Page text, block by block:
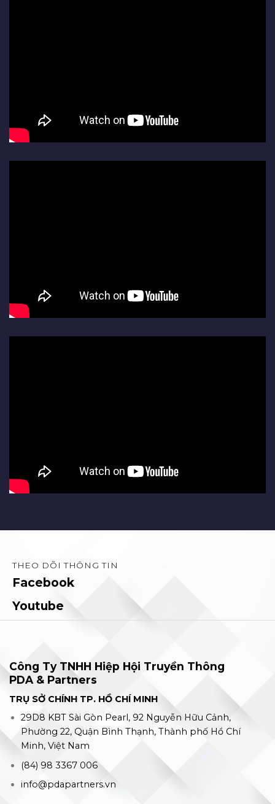
THEO DÕI THÔNG TIN
Facebook
Youtube
Công Ty TNHH Hiệp Hội Truyền Thông
PDA & Partners
TRỤ SỞ CHÍNH TP. HỒ CHÍ MINH
29D8 KBT Sài Gòn Pearl, 92 Nguyễn Hữu Cảnh,
Phường 22, Quận Bình Thạnh, Thành phố Hồ Chí
Minh, Việt Nam
(84) 98 3367 006
info@pdapartners.vn